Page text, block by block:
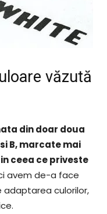
văzută
din doar doua
B, marcate mai
ceea ce priveste
avem de-a face
culorilor,